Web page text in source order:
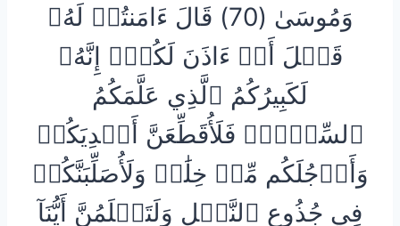
وَمُوسَىٰ (70) قَالَ ءَامَنتُمۡ لَهُۥ
قَبۡلَ أَنۡ ءَاذَنَ لَكُمۡۖ إِنَّهُۥ
لَكَبِيرُكُمُ ٱلَّذِي عَلَّمَكُمُ
ٱلسِّحۡرَۖ فَلَأُقَطِّعَنَّ أَيۡدِيَكُمۡ
وَأَرۡجُلَكُم مِّنۡ خِلَٰفٖ وَلَأُصَلِّبَنَّكُمۡ
فِي جُذُوعِ ٱلنَّخۡلِ وَلَتَعۡلَمُنَّ أَيُّنَآ